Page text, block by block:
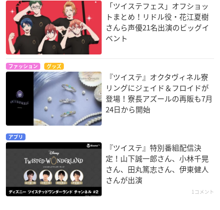
「ツイステフェス」オフショッ
トまとめ！リドル役・花江夏樹
さんら声優21名出演のビッグイ
ベント
ファッション グッズ
『ツイステ』オクタヴィネル寮
リングにジェイド＆フロイドが
登場！寮長アズールの再販も7月
24日から開始
アプリ
『ツイステ』特別番組配信決
定！山下誠一郎さん、小林千晃
さん、田丸篤志さん、伊東健人
さんが出演
1コメント